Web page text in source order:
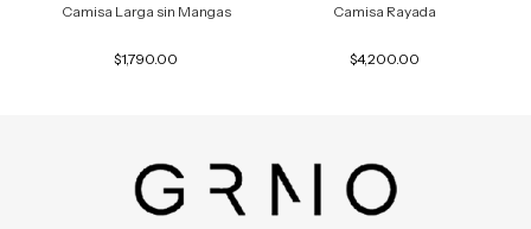
Camisa Larga sin Mangas
$1,790.00
Camisa Rayada
$4,200.00